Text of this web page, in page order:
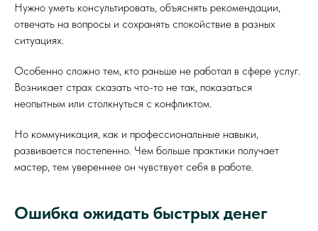
Нужно уметь консультировать, объяснять рекомендации,
отвечать на вопросы и сохранять спокойствие в разных
ситуациях.
Особенно сложно тем, кто раньше не работал в сфере услуг.
Возникает страх сказать что-то не так, показаться
неопытным или столкнуться с конфликтом.
Но коммуникация, как и профессиональные навыки,
развивается постепенно. Чем больше практики получает
мастер, тем увереннее он чувствует себя в работе.
Ошибка ожидать быстрых денег